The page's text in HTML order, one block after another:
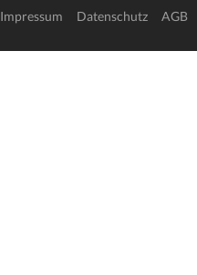
Impressum Datenschutz AGB